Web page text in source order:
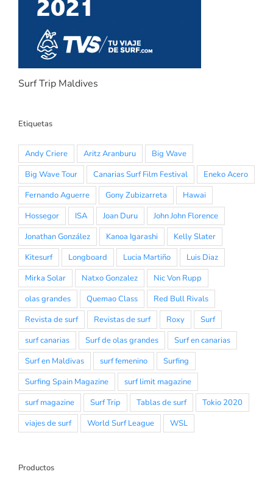
Surf Trip Maldives
Etiquetas
Andy Criere Aritz Aranburu
Big Wave
Big Wave Tour
Canarias Surf Film Festival
Eneko Acero
Fernando Aguerre
Gony Zubizarreta
Hawai
Hossegor
ISA Joan Duru
John John Florence
Jonathan González
Kanoa Igarashi
Kelly Slater
Kitesurf
Longboard Lucia Martiño
Luis Diaz
Mirka Solar
Natxo Gonzalez
Nic Von Rupp
olas grandes
Quemao Class
Red Bull Rivals
Revista de surf
Revistas de surf Roxy
Surf
surf canarias
Surf de olas grandes
Surf en canarias
Surf en Maldivas
surf femenino
Surfing
Surfing Spain Magazine
surf limit magazine
surf magazine
Surf Trip Tablas de surf
Tokio 2020
viajes de surf
World Surf League WSL
Productos